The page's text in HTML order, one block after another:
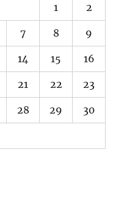
1 2
7 8 9
14 15 16
21 22 23
28 29 30